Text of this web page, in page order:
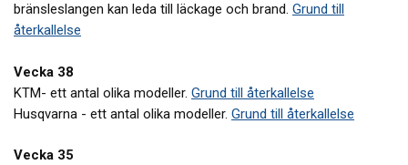
bränsleslangen kan leda till läckage och brand. Grund till
återkallelse
Vecka 38
KTM- ett antal olika modeller. Grund till återkallelse
Husqvarna - ett antal olika modeller. Grund till återkallelse
Vecka 35